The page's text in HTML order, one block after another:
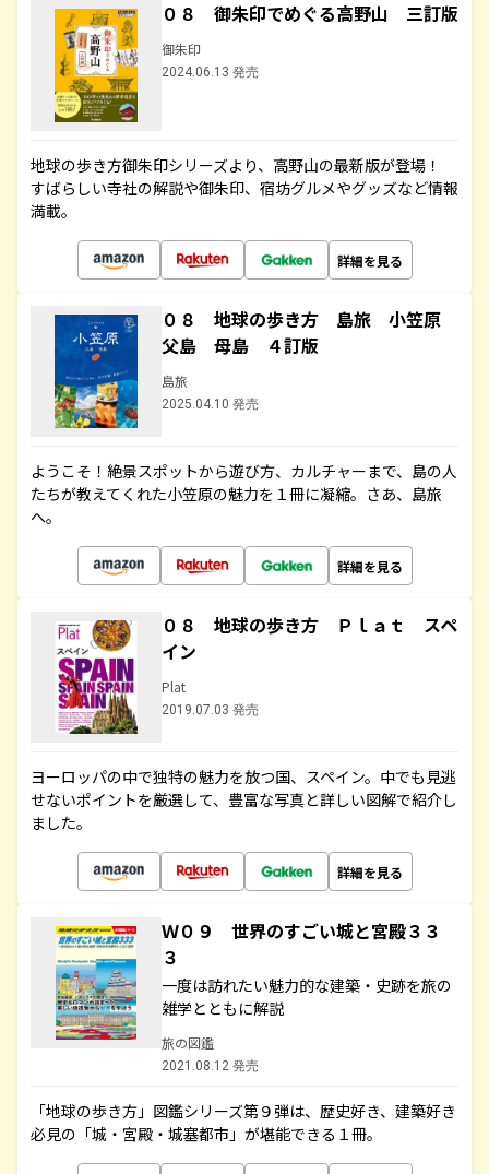
０８ 御朱印でめぐる高野山 三訂版
御朱印
2024.06.13 発売
地球の歩き方御朱印シリーズより、高野山の最新版が登場！
すばらしい寺社の解説や御朱印、宿坊グルメやグッズなど情報
満載。
詳細を見る
０８ 地球の歩き方 島旅 小笠原
父島 母島 ４訂版
島旅
2025.04.10 発売
ようこそ！絶景スポットから遊び方、カルチャーまで、島の人
たちが教えてくれた小笠原の魅力を１冊に凝縮。さあ、島旅
へ。
詳細を見る
０８ 地球の歩き方 Ｐｌａｔ スペ
イン
Plat
2019.07.03 発売
ヨーロッパの中で独特の魅力を放つ国、スペイン。中でも見逃
せないポイントを厳選して、豊富な写真と詳しい図解で紹介し
ました。
詳細を見る
Ｗ０９ 世界のすごい城と宮殿３３
３
一度は訪れたい魅力的な建築・史跡を旅の
雑学とともに解説
旅の図鑑
2021.08.12 発売
「地球の歩き方」図鑑シリーズ第９弾は、歴史好き、建築好き
必見の「城・宮殿・城塞都市」が堪能できる１冊。